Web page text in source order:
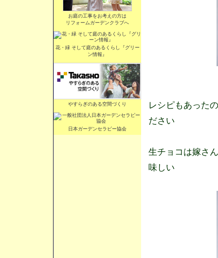
レシピもあった
ださい
生チョコは嫁さ
味しい
お庭の工事をお考えの方は
リフォームガーデンクラブへ
花・緑 そして庭のあるくらし『グリー
ン情報』
やすらぎのある空間づくり
日本ガーデンセラピー協会